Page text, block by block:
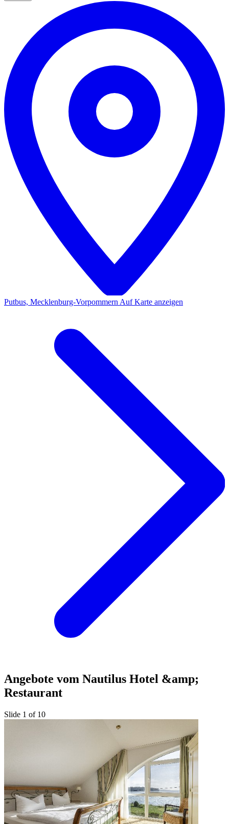
Putbus, Mecklenburg-Vorpommern Auf Karte anzeigen
Angebote vom Nautilus Hotel &amp;
Restaurant
Slide 1 of 10